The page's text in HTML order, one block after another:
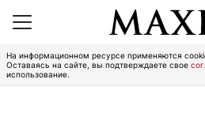
На информационном ресурсе применяются
Оставаясь на сайте, вы подтверждаете свое
использование.